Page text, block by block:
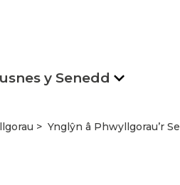
y Senedd
Ynglŷn â Phwyllgorau’r